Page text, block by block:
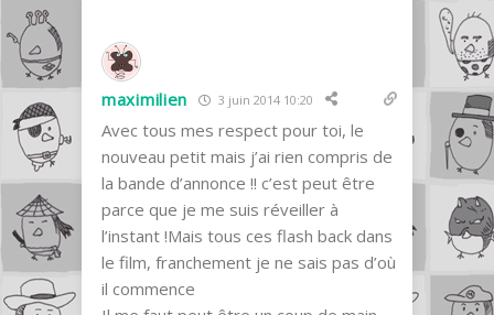
maximilien 3 juin 2014 10:20
Avec tous mes respect pour toi, le
nouveau petit mais j’ai rien compris de
la bande d’annonce !! c’est peut être
parce que je me suis réveiller à
l’instant !Mais tous ces flash back dans
le film, franchement je ne sais pas d’où
il commence